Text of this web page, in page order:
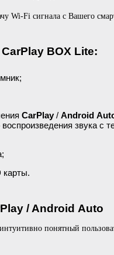
Wi-Fi сигнала с Вашего
BOX Lite:
CarPlay / Android
воспроизведения звука с
карты.
/ Android Auto
понятный